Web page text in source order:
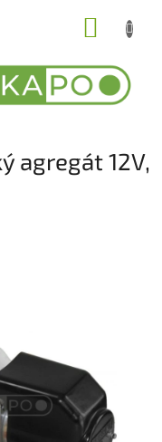
agregát 12V,